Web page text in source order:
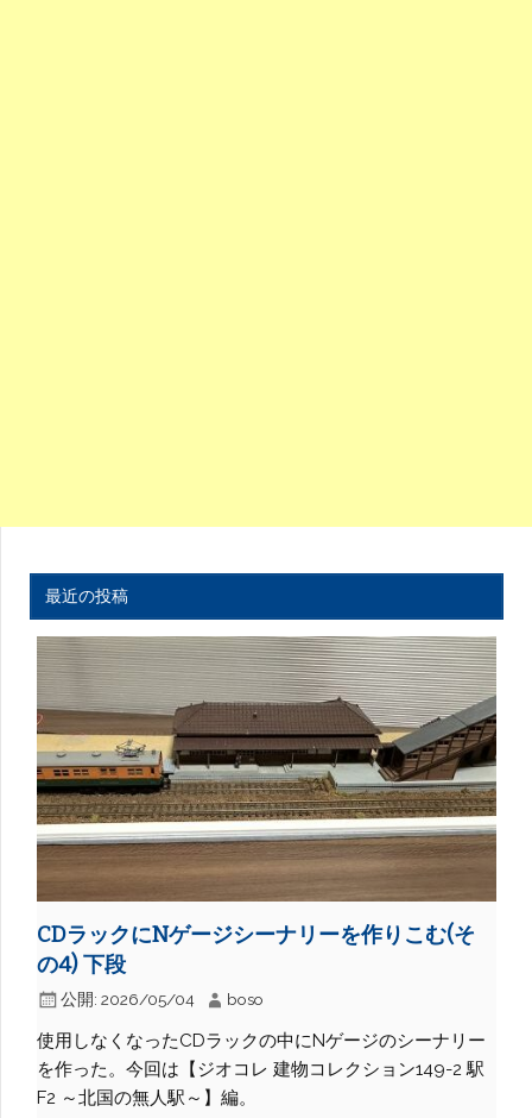
最近の投稿
CDラックにNゲージシーナリーを作りこむ(そ
の4) 下段
公開: 2026/05/04 boso
使用しなくなったCDラックの中にNゲージのシーナリー
を作った。今回は【ジオコレ 建物コレクション149-2 駅
F2 ～北国の無人駅～】編。